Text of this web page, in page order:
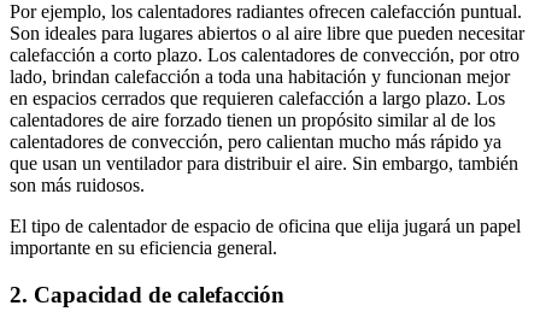
Por ejemplo, los calentadores radiantes ofrecen calefacción puntual.
Son ideales para lugares abiertos o al aire libre que pueden necesitar
calefacción a corto plazo. Los calentadores de convección, por otro
lado, brindan calefacción a toda una habitación y funcionan mejor
en espacios cerrados que requieren calefacción a largo plazo. Los
calentadores de aire forzado tienen un propósito similar al de los
calentadores de convección, pero calientan mucho más rápido ya
que usan un ventilador para distribuir el aire. Sin embargo, también
son más ruidosos.
El tipo de calentador de espacio de oficina que elija jugará un papel
importante en su eficiencia general.
2. Capacidad de calefacción